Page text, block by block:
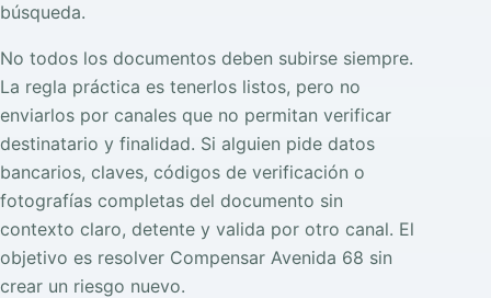
búsqueda.
No todos los documentos deben subirse siempre.
La regla práctica es tenerlos listos, pero no
enviarlos por canales que no permitan verificar
destinatario y finalidad. Si alguien pide datos
bancarios, claves, códigos de verificación o
fotografías completas del documento sin
contexto claro, detente y valida por otro canal. El
objetivo es resolver Compensar Avenida 68 sin
crear un riesgo nuevo.